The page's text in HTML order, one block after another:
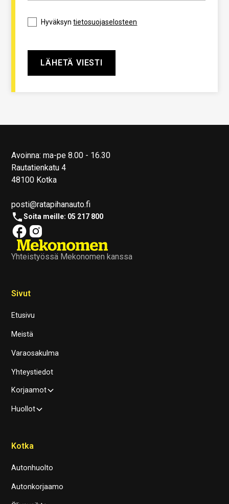
Hyväksyntietosuojaselosteen
Avoinna: ma-pe 8.00 - 16.30
Rautatienkatu 4
48100 Kotka
posti@ratapihanauto.fi
Soita meille: 05 217 800
Yhteistyössä Mekonomen kanssa
Sivut
Etusivu
Meistä
Varaosakulma
Yhteystiedot
Korjaamot
Huollot
Kotka
Autonhuolto
Autonkorjaamo